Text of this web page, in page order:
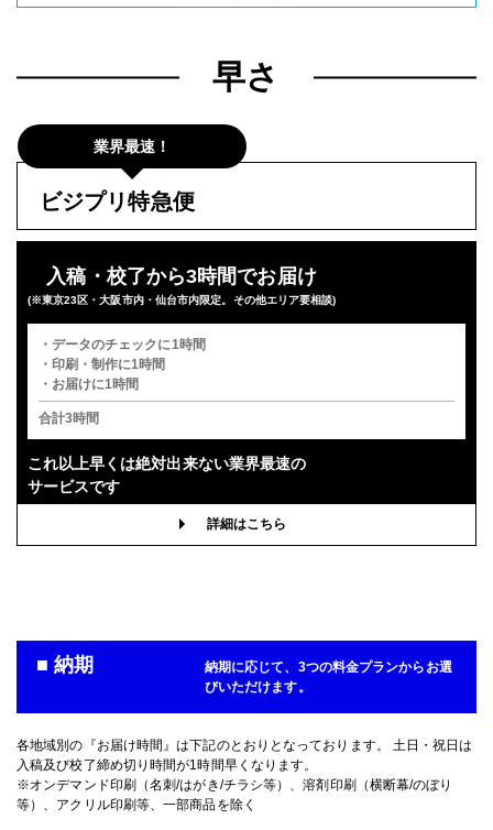
早さ
業界最速！
ビジプリ特急便
入稿・校了から3時間でお届け
(※東京23区・大阪市内・仙台市内限定。その他エリア要相談)
・データのチェックに1時間
・印刷・制作に1時間
・お届けに1時間
合計3時間
これ以上早くは絶対出来ない業界最速の
サービスです
詳細はこちら
■ 納期
納期に応じて、3つの料金プランからお選
びいただけます。
各地域別の『お届け時間』は下記のとおりとなっております。 土日・祝日は
入稿及び校了締め切り時間が1時間早くなります。
※オンデマンド印刷（名刺/はがき/チラシ等）、溶剤印刷（横断幕/のぼり
等）、アクリル印刷等、一部商品を除く